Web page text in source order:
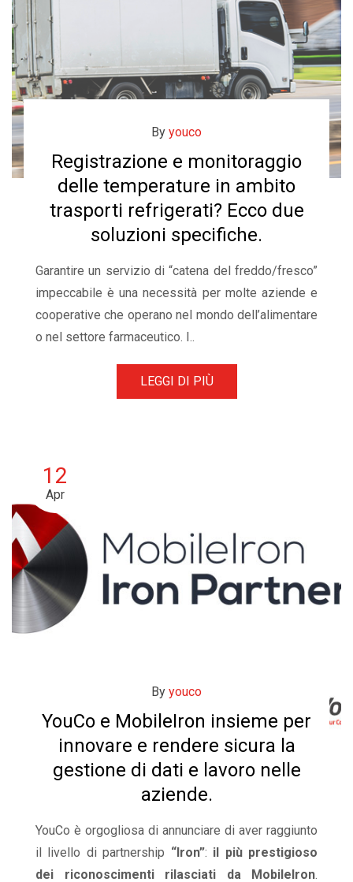
By youco
Registrazione e monitoraggio
delle temperature in ambito
trasporti refrigerati? Ecco due
soluzioni specifiche.
Garantire un servizio di “catena del freddo/fresco”
impeccabile è una necessità per molte aziende e
cooperative che operano nel mondo dell’alimentare
o nel settore farmaceutico. I..
LEGGI DI PIÙ
12
Apr
By youco
YouCo e MobileIron insieme per
innovare e rendere sicura la
gestione di dati e lavoro nelle
aziende.
YouCo è orgogliosa di annunciare di aver raggiunto
il livello di partnership “Iron”: il più prestigioso
dei riconoscimenti rilasciati da MobileIron.